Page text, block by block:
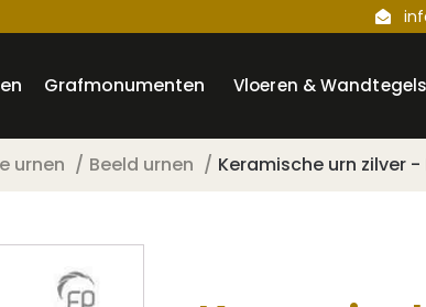
Grafmonumenten Vloeren & Wandtegels
urnen Beeld urnen Keramische urn zilver -